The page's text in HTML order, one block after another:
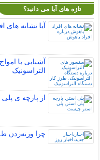
تازه های آیا می دانید؟
آیا نشانه های
آشنایی با
التراسونیک
از پارچه ی
چرا وزنه‌زدن